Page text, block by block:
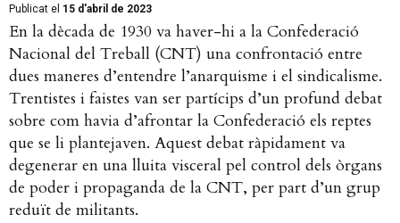
Publicat el 15 d'abril de 2023
En la dècada de 1930 va haver-hi a la Confederació
Nacional del Treball (CNT) una confrontació entre
dues maneres d’entendre l’anarquisme i el sindicalisme.
Trentistes i faistes van ser partícips d’un profund debat
sobre com havia d’afrontar la Confederació els reptes
que se li plantejaven. Aquest debat ràpidament va
degenerar en una lluita visceral pel control dels òrgans
de poder i propaganda de la CNT, per part d’un grup
reduït de militants.